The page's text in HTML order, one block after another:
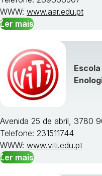
WWW: www.aar.edu.pt
Ler mais
Avenida 25 de abril, 3780
Telefone: 231511744
WWW: www.viti.edu.pt
Ler mais